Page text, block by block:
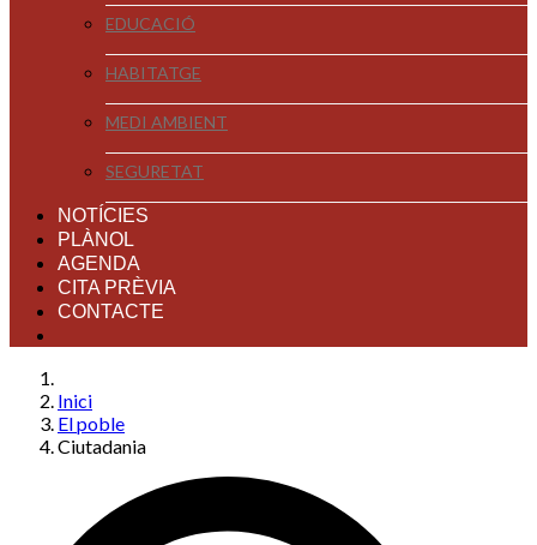
EDUCACIÓ
HABITATGE
MEDI AMBIENT
SEGURETAT
NOTÍCIES
PLÀNOL
AGENDA
CITA PRÈVIA
CONTACTE
Inici
El poble
Ciutadania